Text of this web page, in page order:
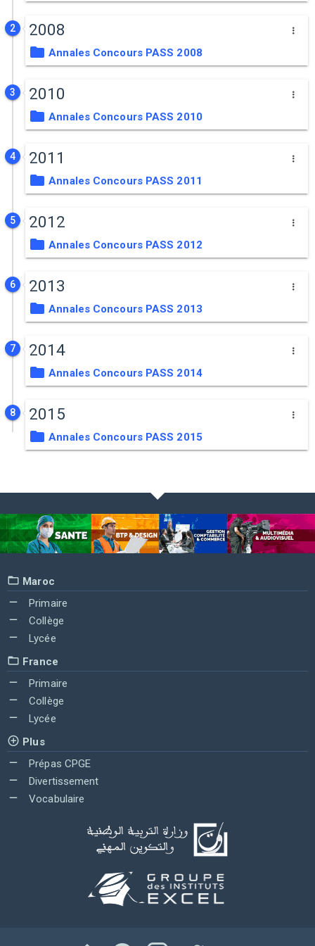
2 2008
Annales Concours PASS 2008
3 2010
Annales Concours PASS 2010
4 2011
Annales Concours PASS 2011
5 2012
Annales Concours PASS 2012
6 2013
Annales Concours PASS 2013
7 2014
Annales Concours PASS 2014
8 2015
Annales Concours PASS 2015
Maroc
Primaire
Collège
Lycée
France
Primaire
Collège
Lycée
Plus
Prépas CPGE
Divertissement
Vocabulaire